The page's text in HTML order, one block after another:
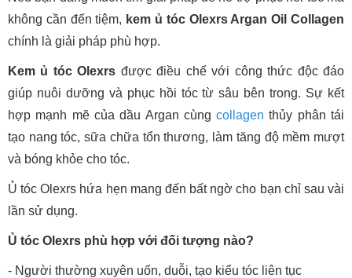
không cần đến tiệm, kem ủ tóc Olexrs Argan Oil Collagen
chính là giải pháp phù hợp.
Kem ủ tóc Olexrs được điều chế với công thức độc đáo
giúp nuôi dưỡng và phục hồi tóc từ sâu bên trong. Sự kết
hợp mạnh mẽ của dầu Argan cùngcollagen thủy phân tái
tạo nang tóc, sữa chữa tổn thương, làm tăng độ mềm mượt
và bóng khỏe cho tóc.
Ủ tóc Olexrs hứa hẹn mang đến bất ngờ cho bạn chỉ sau vài
lần sử dụng.
Ủ tóc Olexrs phù hợp với đối tượng nào?
- Người thường xuyên uốn, duỗi, tạo kiểu tóc liên tục